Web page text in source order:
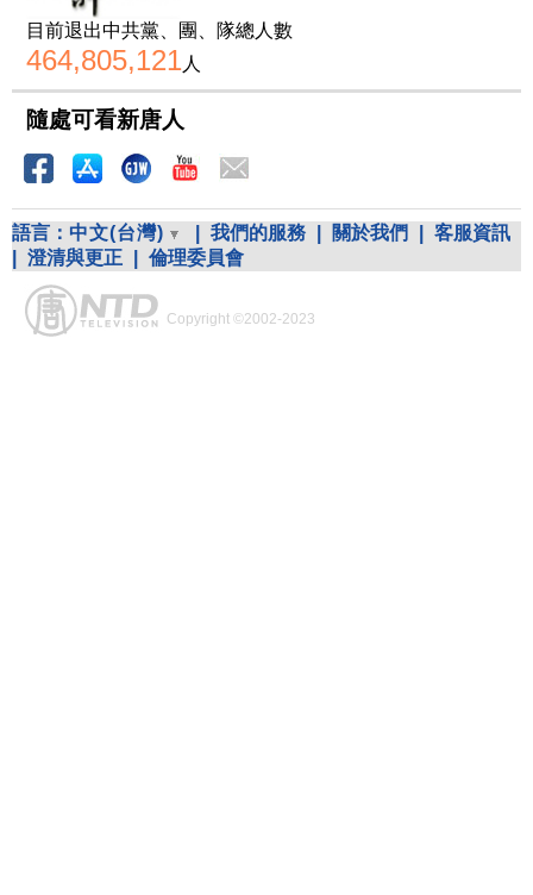
目前退出中共黨、團、隊總人數
464,805,121人
隨處可看新唐人
語言： 中文(台灣) 我們的服務 關於我們
客服資訊
澄清與更正 倫理委員會
Copyright ©2002-2023